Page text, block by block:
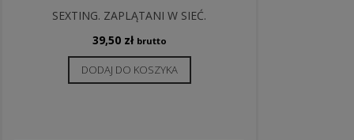
SEXTING. ZAPLĄTANI W SIEĆ.
39,50 zł brutto
DODAJ DO KOSZYKA